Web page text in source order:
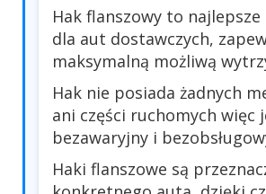
Hak flanszowy to
dla aut dostawczych,
maksymalną możliwą
Hak nie posiada żadnych
ani części ruchomych więc
bezawaryjny i
Haki flanszowe są